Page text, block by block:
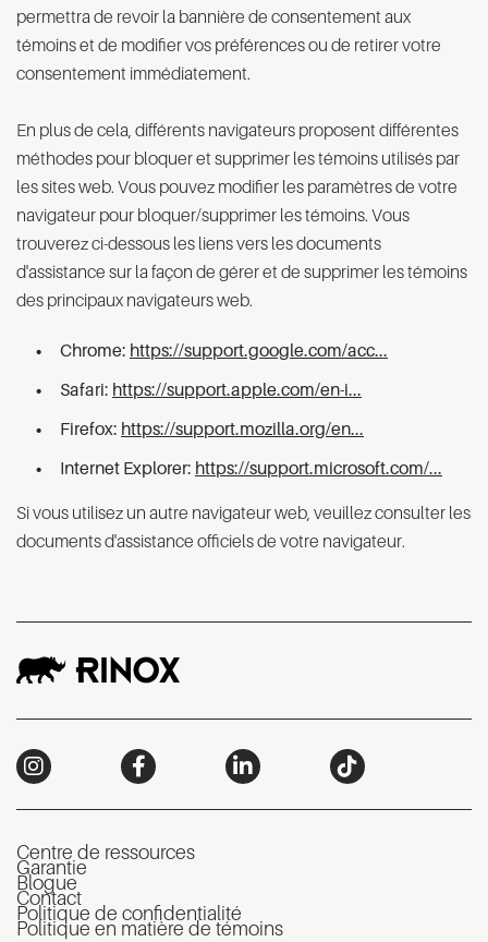
permettra de revoir la bannière de consentement aux
témoins et de modifier vos préférences ou de retirer votre
consentement immédiatement.
En plus de cela, différents navigateurs proposent différentes
méthodes pour bloquer et supprimer les témoins utilisés par
les sites web. Vous pouvez modifier les paramètres de votre
navigateur pour bloquer/supprimer les témoins. Vous
trouverez ci-dessous les liens vers les documents
d'assistance sur la façon de gérer et de supprimer les témoins
des principaux navigateurs web.
Chrome: https://support.google.com/acc...
Safari: https://support.apple.com/en-i...
Firefox: https://support.mozilla.org/en...
Internet Explorer: https://support.microsoft.com/...
Si vous utilisez un autre navigateur web, veuillez consulter les
documents d'assistance officiels de votre navigateur.
Centre de ressources
Garantie
Blogue
Contact
Politique de confidentialité
Politique en matière de témoins